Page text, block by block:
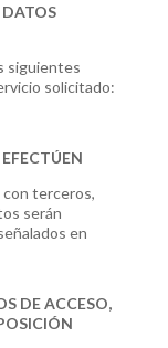
siguientes
solicitado:
terceros,
serán
en
DE ACCESO,